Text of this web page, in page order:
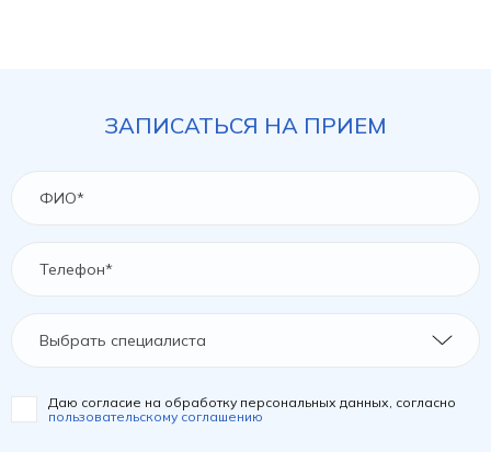
ЗАПИСАТЬСЯ НА ПРИЕМ
Выбрать специалиста
Даю согласие на обработку персональных данных, согласно
пользовательскому соглашению